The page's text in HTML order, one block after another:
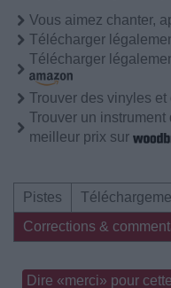
Vous aimez chanter,
Télécharger
Télécharger
Trouver des vinyles et
Trouver un
meilleur prix sur
Pistes
Corrections &
Dire «merci» pour